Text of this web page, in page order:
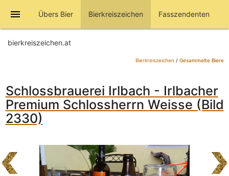
menu Übers Bier Bierkreiszeichen Fasszendenten
bierkreiszeichen.at
Bierkreiszeichen / Gesammelte Biere
Schlossbrauerei Irlbach - Irlbacher
Premium Schlossherrn Weisse (Bild
2330)